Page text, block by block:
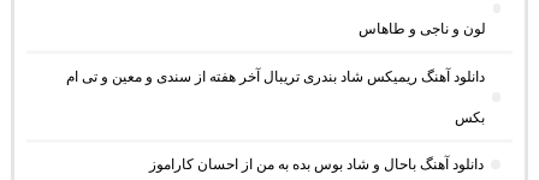
لون و ناجی و طاهاس
دانلود آهنگ ریمیکس شاد بندری تریبال آخر هفته از سندی و معین و تی ام
بکس
دانلود آهنگ باحال و شاد بوس بده به من از احسان کاراموز